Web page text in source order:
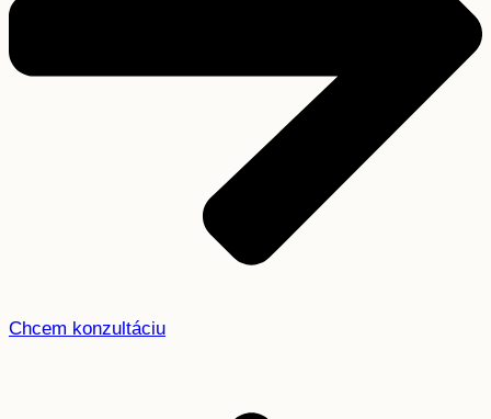
Chcem konzultáciu